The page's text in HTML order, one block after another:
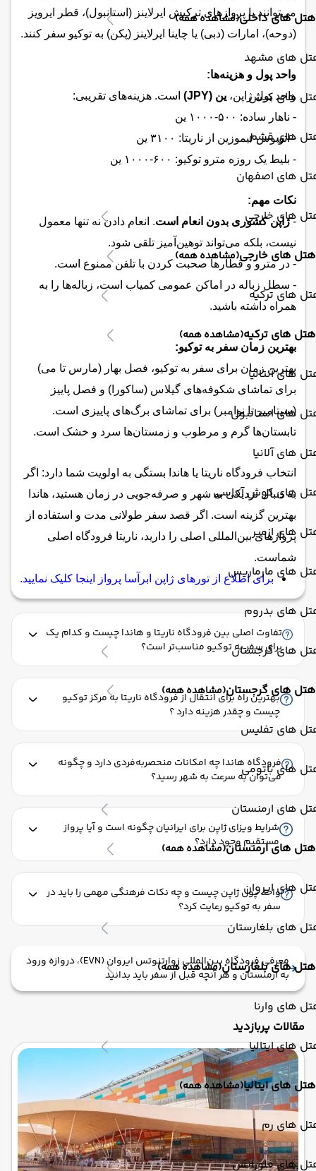
هتل های داخلی(مشاهده همه)
های مشهد
های کیش
های قشم
های اصفهان
های خارجی
هتل های خارجی(مشاهده همه)
های ترکیه
هتل های ترکیه(مشاهده همه)
های آنتالیا
های استانبول
های آلانیا
های کوش آداسی
های ازمیر
های مارماریس
های بدروم
های گرجستان
هتل های گرجستان(مشاهده همه)
های تفلیس
های باتومی
های ارمنستان
هتل های ارمنستان(مشاهده همه)
های ایروان
های بلغارستان
هتل های بلغارستان(مشاهده همه)
های وارنا
های ایتالیا
هتل های ایتالیا(مشاهده همه)
های رم
های فلورانس
می‌توانند با پروازهای ترکیش ایرلاینز (استانبول)، قطر ایرویز
(دوحه)، امارات (دبی) یا چاینا ایرلاینز (پکن) به توکیو سفر کنند.
واحد پول و هزینه‌ها:
واحد پول ژاپن، ین (JPY)
است. هزینه‌های تقریبی:
- ناهار ساده: ۵۰۰-۱۰۰۰ ین
- اتوبوس لیموزین از ناریتا: ۳۱۰۰ ین
- بلیط یک روزه مترو توکیو: ۶۰۰-۱۰۰۰ ین
نکات مهم:
-ژاپن کشوری بدون انعام است. انعام دادن نه تنها معمول
نیست، بلکه می‌تواند توهین‌آمیز تلقی شود.
- در مترو و قطارها صحبت کردن با تلفن ممنوع است.
- سطل زباله در اماکن عمومی کمیاب است، زباله‌ها را به
همراه داشته باشید.
بهترین زمان سفر به توکیو:
بهترین زمان برای سفر به توکیو، فصل بهار (مارس تا می)
برای تماشای شکوفه‌های گیلاس (ساکورا) و فصل پاییز
(سپتامبر تا نوامبر) برای تماشای برگ‌های پاییزی است.
تابستان‌ها گرم و مرطوب و زمستان‌ها سرد و خشک است.
انتخاب فرودگاه ناریتا یا هاندا بستگی به اولویت شما دارد: اگر
به دنبال نزدیکی به شهر و صرفه‌جویی در زمان هستید، هاندا
بهترین گزینه است. اگر قصد سفر طولانی مدت و استفاده از
پروازهای بین‌المللی اصلی را دارید، ناریتا فرودگاه اصلی
شماست.
برای اطلاع از تورهای ژاپن ابرآسا پرواز اینجا کلیک نمایید.
تفاوت اصلی بین فرودگاه ناریتا و هاندا چیست و کدام یک
برای سفر به توکیو مناسب‌تر است؟
بهترین راه برای انتقال از فرودگاه ناریتا به مرکز توکیو
چیست و چقدر هزینه دارد ؟
فرودگاه هاندا چه امکانات منحصربه‌فردی دارد و چگونه
می‌توان به سرعت به شهر رسید؟
شرایط ویزای ژاپن برای ایرانیان چگونه است و آیا پرواز
مستقیم وجود دارد؟
واحد پول ژاپن چیست و چه نکات فرهنگی مهمی را باید در
سفر به توکیو رعایت کرد؟
معرفی فرودگاه بین‌المللی زوارتنوتس ایروان (EVN)، دروازه ورود
به ارمنستان و هر آنچه قبل از سفر باید بدانید
مقالات پربازدید